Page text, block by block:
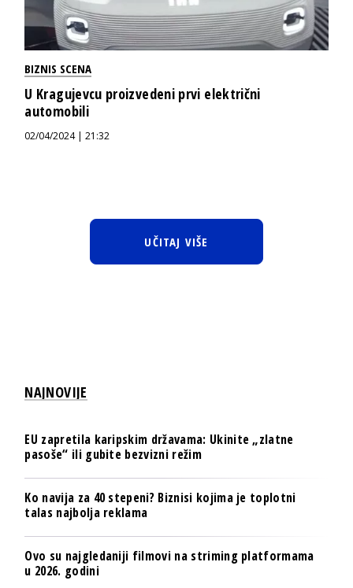
BIZNIS SCENA
U Kragujevcu proizvedeni prvi električni
automobili
02/04/2024 | 21:32
UČITAJ VIŠE
NAJNOVIJE
EU zapretila karipskim državama: Ukinite „zlatne
pasoše“ ili gubite bezvizni režim
Ko navija za 40 stepeni? Biznisi kojima je toplotni
talas najbolja reklama
Ovo su najgledaniji filmovi na striming platformama
u 2026. godini